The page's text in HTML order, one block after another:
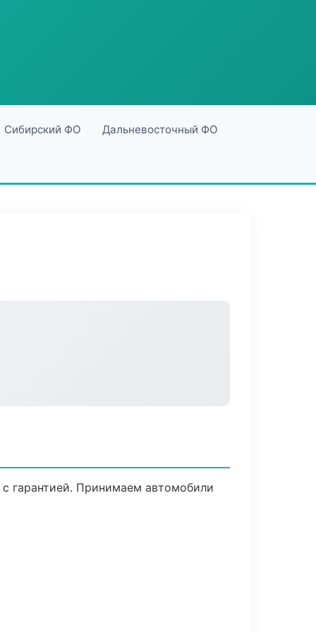
Сибирский ФО Дальневосточный ФО
с гарантией. Принимаем автомобили